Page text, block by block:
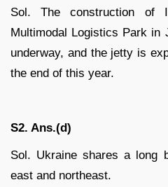
Sol. The construction of
Multimodal Logistics Park in
underway, and the jetty is
the end of this year.
S2. Ans.(d)
Sol. Ukraine shares a long
east and northeast.